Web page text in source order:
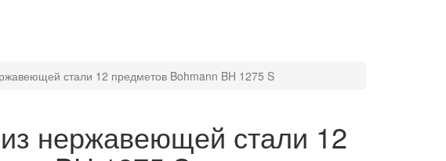
стали 12 предметов Bohmann BH 1275 S
нержавеющей стали 12